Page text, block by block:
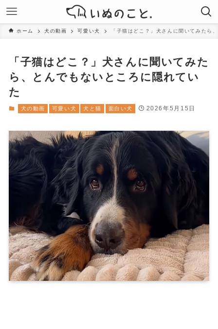
ホーム 犬の動画 可愛い犬 「子猫はどこ？」犬さんに聞いてみたら
「子猫はどこ？」犬さんに聞いてみた
ら、とんでもないところに隠れてい
た
犬の動画 可愛い犬 犬と猫 面白い犬 2026年5月15日